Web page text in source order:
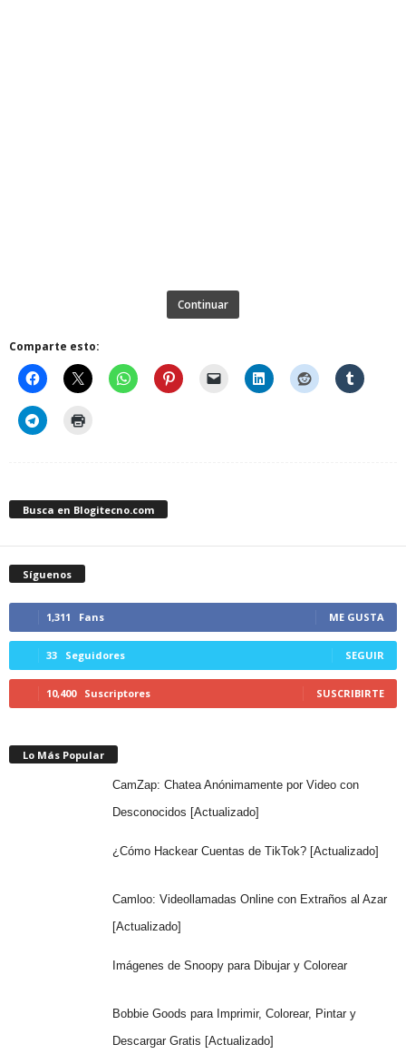
Continuar
Comparte esto:
Busca en Blogitecno.com
Síguenos
1,311 Fans ME GUSTA
33 Seguidores SEGUIR
10,400 Suscriptores SUSCRIBIRTE
Lo Más Popular
CamZap: Chatea Anónimamente por Video con
Desconocidos [Actualizado]
¿Cómo Hackear Cuentas de TikTok? [Actualizado]
Camloo: Videollamadas Online con Extraños al Azar
[Actualizado]
Imágenes de Snoopy para Dibujar y Colorear
Bobbie Goods para Imprimir, Colorear, Pintar y
Descargar Gratis [Actualizado]